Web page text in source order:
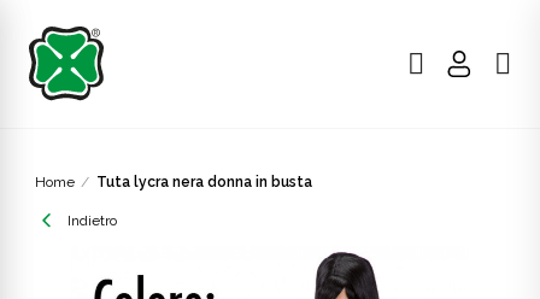
Home Tuta lycra nera donna in busta
Indietro